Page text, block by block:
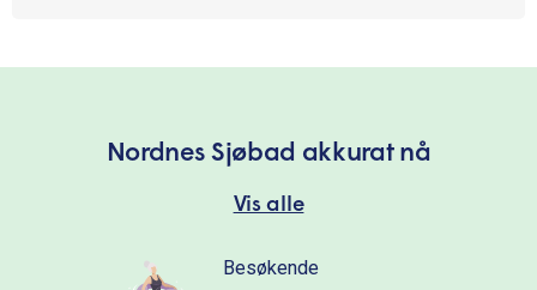
Nordnes Sjøbad akkurat nå
Vis alle
Besøkende